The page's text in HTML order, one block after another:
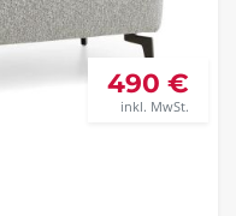
490 €
inkl. MwSt.